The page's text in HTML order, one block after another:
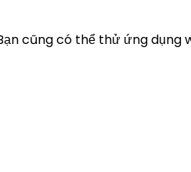
cũng có thể thử ứng